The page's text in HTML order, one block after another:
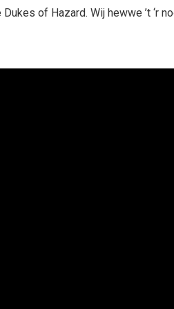
of Hazard. Wij hewwe ’t ‘r